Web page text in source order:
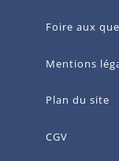
Foire aux
Mentions
Plan du site
CGV